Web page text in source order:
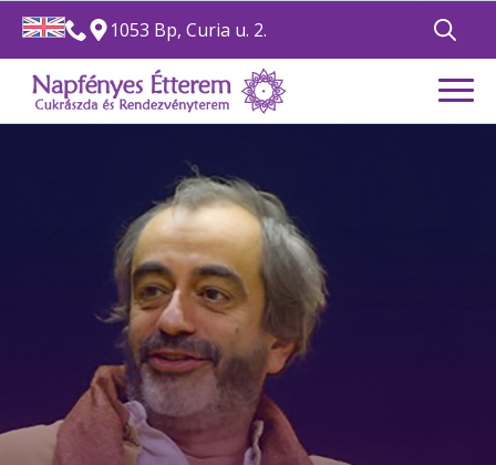
1053 Bp, Curia u. 2.
for: